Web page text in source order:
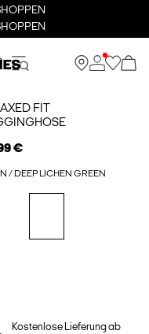
FIT
€
/ DEEP LICHEN GREEN
Kostenlose Lieferung ab